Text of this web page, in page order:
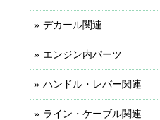
デカール関連
エンジン内パーツ
ハンドル・レバー関連
ライン・ケーブル関連